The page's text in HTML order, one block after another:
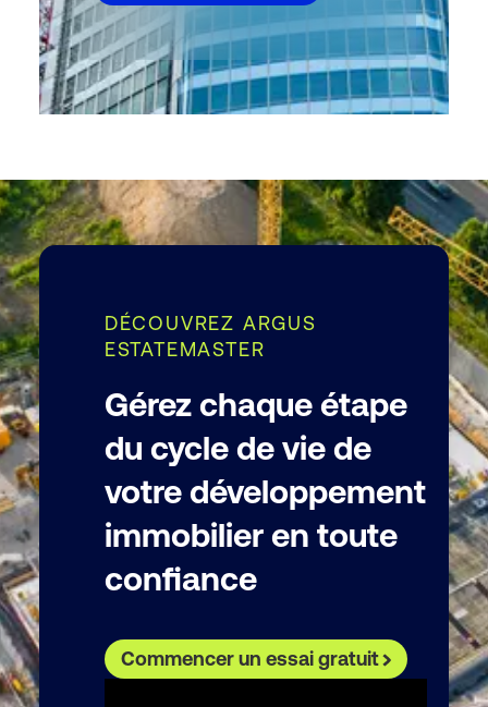
DÉCOUVREZ ARGUS
ESTATEMASTER
Gérez chaque étape
du cycle de vie de
votre développement
immobilier en toute
confiance
Commencer un essai gratuit